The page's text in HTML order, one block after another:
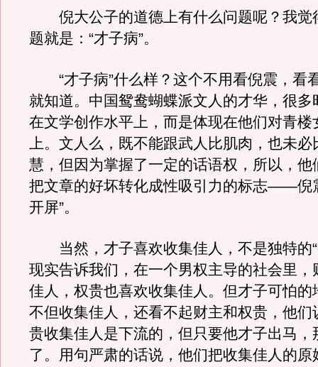
倪大公子的道德上有什么问题呢？我觉
题就是：“才子病”。
“才子病”什么样？这个不用看倪震，看
就知道。中国鸳鸯蝴蝶派文人的才华，很多
在文学创作水平上，而是体现在他们对青楼
上。文人么，既不能跟武人比肌肉，也未必
慧，但因为掌握了一定的话语权，所以，他
把文章的好坏转化成性吸引力的标志——倪
开屏”。
当然，才子喜欢收集佳人，不是独特的“
现实告诉我们，在一个男权主导的社会里，
佳人，权贵也喜欢收集佳人。但才子可怕的
不但收集佳人，还看不起财主和权贵，他们
贵收集佳人是下流的，但只要他才子出马，
了。用句严肃的话说，他们把收集佳人的原